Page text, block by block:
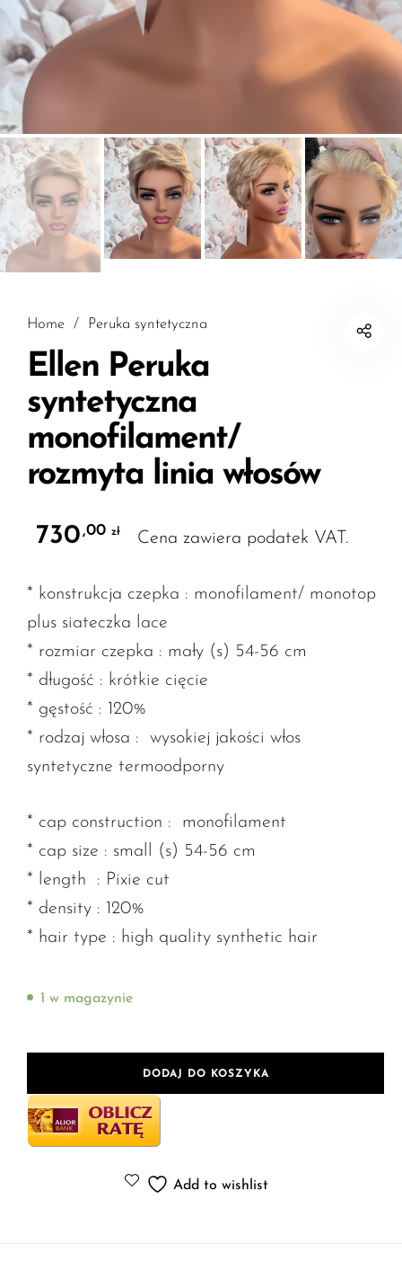
Home / Peruka syntetyczna
Ellen Peruka
syntetyczna
monofilament/
rozmyta linia włosów
730 ,00 zł Cena zawiera podatek VAT.
* konstrukcja czepka : monofilament/ monotop
plus siateczka lace
* rozmiar czepka : mały (s) 54-56 cm
* długość : krótkie cięcie
* gęstość : 120%
* rodzaj włosa : wysokiej jakości włos
syntetyczne termoodporny
* cap construction : monofilament
* cap size : small (s) 54-56 cm
* length : Pixie cut
* density : 120%
* hair type : high quality synthetic hair
1 w magazynie
DODAJ DO KOSZYKA
Add to wishlist